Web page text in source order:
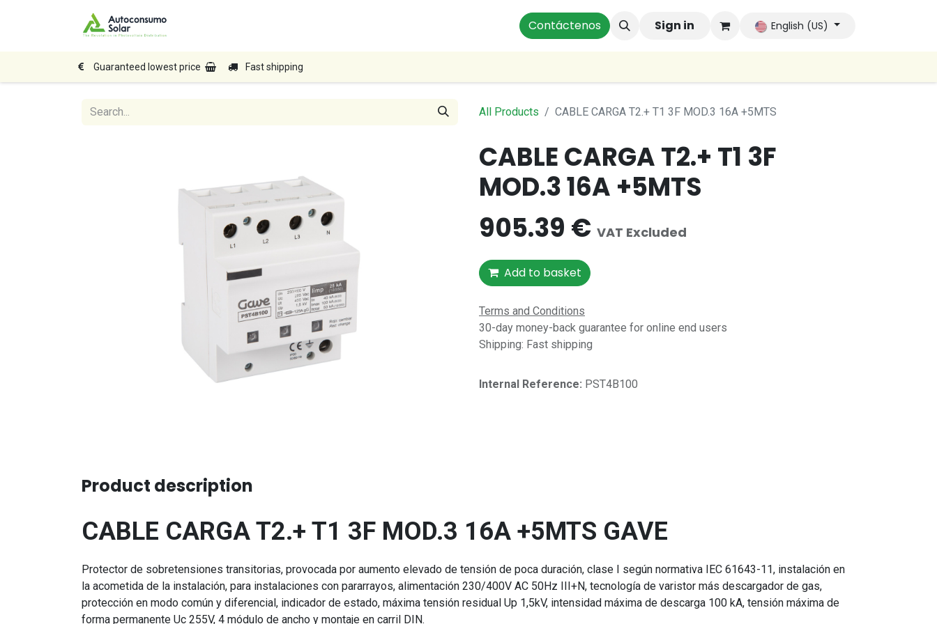
Profesionales Our Brands Company Contact us Autoconsumo
Contáctenos Sign in English (US)
Guaranteed lowest price Fast shipping
All Products CABLE CARGA T2.+ T1 3F MOD.3 16A +5MTS
CABLE CARGA T2.+ T1 3F
MOD.3 16A +5MTS
905.39 € VAT Excluded
Add to basket
Terms and Conditions
30-day money-back guarantee for online end users
Shipping: Fast shipping
Internal Reference:​ PST4B100
Product description
CABLE CARGA T2.+ T1 3F MOD.3 16A +5MTS GAVE
Protector de sobretensiones transitorias, provocada por aumento elevado de tensión de poca duración, clase I según normativa IEC 61643-11, instalación en
la acometida de la instalación, para instalaciones con pararrayos, alimentación 230/400V AC 50Hz III+N, tecnología de varistor más descargador de gas,
protección en modo común y diferencial, indicador de estado, máxima tensión residual Up 1,5kV, intensidad máxima de descarga 100 kA, tensión máxima de
forma permanente Uc 255V, 4 módulo de ancho y montaje en carril DIN.